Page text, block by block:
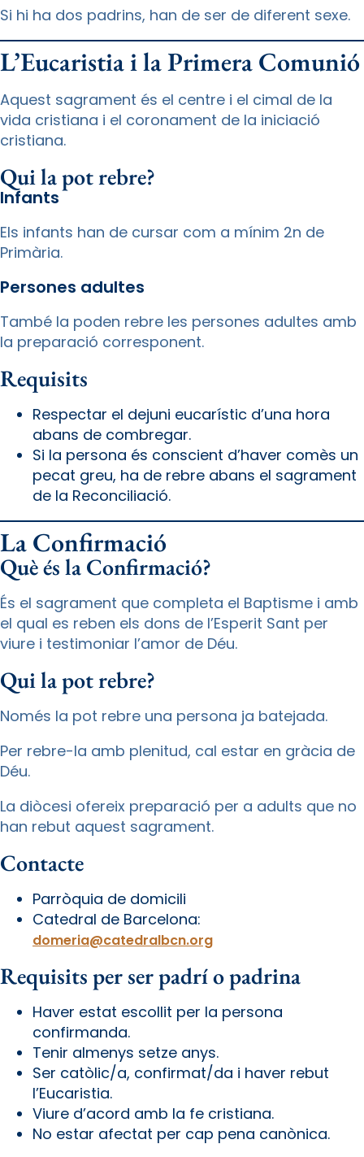
Si hi ha dos padrins, han de ser de diferent sexe.
L’Eucaristia i la Primera Comunió
Aquest sagrament és el centre i el cimal de la
vida cristiana i el coronament de la iniciació
cristiana.
Qui la pot rebre?
Infants
Els infants han de cursar com a mínim 2n de
Primària.
Persones adultes
També la poden rebre les persones adultes amb
la preparació corresponent.
Requisits
Respectar el dejuni eucarístic d’una hora
abans de combregar.
Si la persona és conscient d’haver comès un
pecat greu, ha de rebre abans el sagrament
de la Reconciliació.
La Confirmació
Què és la Confirmació?
És el sagrament que completa el Baptisme i amb
el qual es reben els dons de l’Esperit Sant per
viure i testimoniar l’amor de Déu.
Qui la pot rebre?
Només la pot rebre una persona ja batejada.
Per rebre-la amb plenitud, cal estar en gràcia de
Déu.
La diòcesi ofereix preparació per a adults que no
han rebut aquest sagrament.
Contacte
Parròquia de domicili
Catedral de Barcelona:
domeria@catedralbcn.org
Requisits per ser padrí o padrina
Haver estat escollit per la persona
confirmanda.
Tenir almenys setze anys.
Ser catòlic/a, confirmat/da i haver rebut
l’Eucaristia.
Viure d’acord amb la fe cristiana.
No estar afectat per cap pena canònica.